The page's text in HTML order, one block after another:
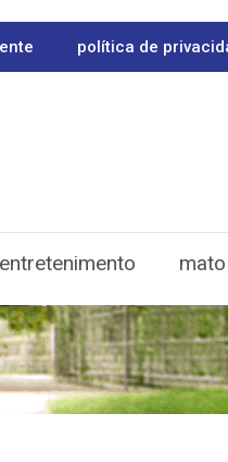
política de
entretenimento